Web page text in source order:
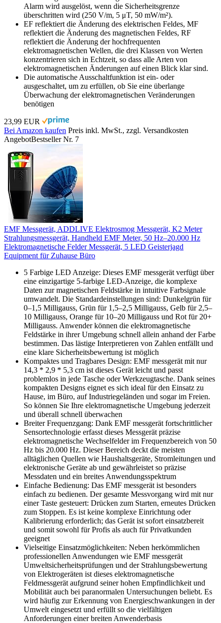
Alarm wird ausgelöst, wenn die Sicherheitsgrenze
überschritten wird (250 V/m, 5 μT, 50 mW/m²).
EF reflektiert die Änderung des elektrischen Feldes, MF
reflektiert die Änderung des magnetischen Feldes, RF
reflektiert die Änderung der hochfrequenten
elektromagnetischen Wellen, die drei Klassen von Werten
konzentrieren sich in Echtzeit, so dass alle Arten von
elektromagnetischen Änderungen auf einen Blick klar sind.
Die automatische Ausschaltfunktion ist ein- oder
ausgeschaltet, um zu erfüllen, ob Sie eine überlange
Überwachung der elektromagnetischen Veränderungen
benötigen
23,99 EUR
Bei Amazon kaufen Preis inkl. MwSt., zzgl. Versandkosten
AngebotBestseller Nr. 7
EMF Messgerät, ADDLIVE Elektrosmog Messgerät, K2 Meter
Strahlungsmessgerät, Handheld EMF Meter, 50 Hz–20.000 Hz
Elektromagnetische Felder Messgerät, 5 LED Geisterjagd
Equipment für Zuhause Büro
5 Farbige LED Anzeige: Dieses EMF messgerät verfügt über
eine einzigartige 5-farbige LED-Anzeige, die komplexe
Daten zur magnetischen Feldstärke in intuitive Farbsignale
umwandelt. Die Standardeinstellungen sind: Dunkelgrün für
0–1,5 Milligauss, Grün für 1,5–2,5 Milligauss, Gelb für 2,5–
10 Milligauss, Orange für 10–20 Milligauss und Rot für 20+
Milligauss. Anwender können die elektromagnetische
Feldstärke in ihrer Umgebung schnell allein anhand der Farbe
bestimmen. Das lästige Interpretieren von Zahlen entfällt und
eine klare Sicherheitsbewertung ist möglich
Kompaktes und Tragbares Design: EMF messgerät mit nur
14,3 * 2,9 * 5,3 cm ist dieses Gerät leicht und passt
problemlos in jede Tasche oder Werkzeugtasche. Dank seines
kompakten Designs eignet es sich ideal für den Einsatz zu
Hause, im Büro, auf Industriegeländen und sogar im Freien.
So können Sie Ihre elektromagnetische Umgebung jederzeit
und überall schnell überwachen
Breiter Frequenzgang: Dank EMF messgerät fortschrittlicher
Sensortechnologie erfasst dieses Messgerät präzise
elektromagnetische Wechselfelder im Frequenzbereich von 50
Hz bis 20.000 Hz. Dieser Bereich deckt die meisten
alltäglichen Quellen wie Haushaltsgeräte, Stromleitungen und
elektronische Geräte ab und gewährleistet so präzise
Messdaten und ein breites Anwendungsspektrum
Einfache Bedienung: Das EMF messgerät ist besonders
einfach zu bedienen. Der gesamte Messvorgang wird mit nur
einer Taste gesteuert: Drücken zum Starten, erneutes Drücken
zum Stoppen. Es ist keine komplexe Einrichtung oder
Kalibrierung erforderlich; das Gerät ist sofort einsatzbereit
und somit sowohl für Profis als auch für Privatkunden
geeignet
Vielseitige Einsatzmöglichkeiten: Neben herkömmlichen
professionellen Anwendungen wie EMF messgerät
Umweltsicherheitsprüfungen und der Strahlungsbewertung
von Elektrogeräten ist dieses elektromagnetische
Feldmessgerät aufgrund seiner hohen Empfindlichkeit und
Mobilität auch bei paranormalen Untersuchungen beliebt. Es
wird häufig zur Erkennung von Energieschwankungen in der
Umwelt eingesetzt und erfüllt so die vielfältigen
Anforderungen einer breiten Anwenderbasis